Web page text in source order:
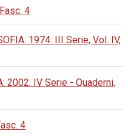
4
1974: III Serie, Vol. IV,
2002: IV Serie - Quaderni,
4